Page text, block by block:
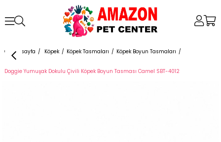
Anasayfa Köpek Köpek Tasmaları Köpek Boyun Tasmaları
Doggie Yumuşak Dokulu Çivili Köpek Boyun Tasması Camel SBT-4012